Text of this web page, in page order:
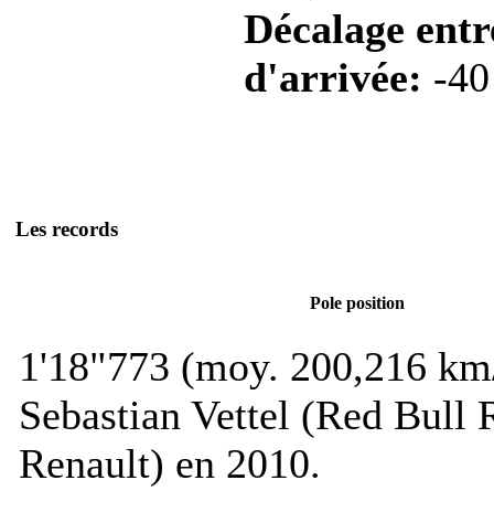
Décalage
d'arrivée: -
Les records
Pole position
1'18"773 (moy. 200,216
Sebastian Vettel (Red Bull
Renault) en 2010.